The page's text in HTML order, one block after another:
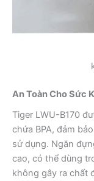
An Toàn Cho Sức
Tiger LWU-B170
chứa BPA, đảm
sử dụng. Ngăn
cao, có thể dùng
không gây ra chất